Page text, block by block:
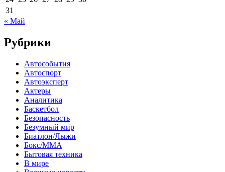
31
« Май
Рубрики
Автособытия
Автоспорт
Автоэксперт
Актеры
Аналитика
Баскетбол
Безопасность
Безумный мир
Биатлон/Лыжи
Бокс/MMA
Бытовая техника
В мире